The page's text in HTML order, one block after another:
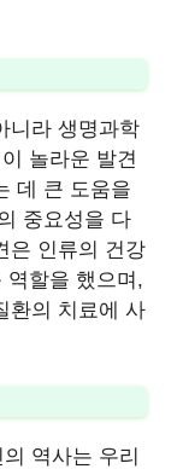
니라 생명과학
놀라운 발견
데 큰 도움을
중요성을 다
은 인류의 건강
역할을 했으며,
환의 치료에 사
역사는 우리